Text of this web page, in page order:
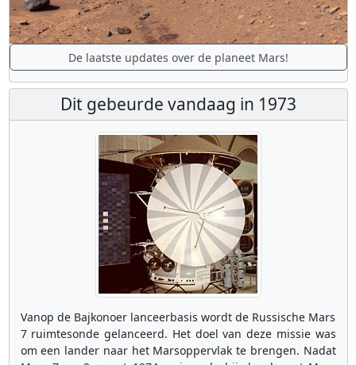
De laatste updates over de planeet Mars!
Dit gebeurde vandaag in 1973
Vanop de Bajkonoer lanceerbasis wordt de Russische Mars
7 ruimtesonde gelanceerd. Het doel van deze missie was
om een lander naar het Marsoppervlak te brengen. Nadat